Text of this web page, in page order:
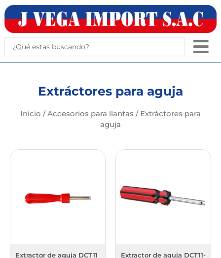
al
contenido
Extráctores para aguja
Inicio /Accesorios para llantas / Extráctores para
aguja
Extractor de aguja DCT11
Extractor de aguja DCT11-